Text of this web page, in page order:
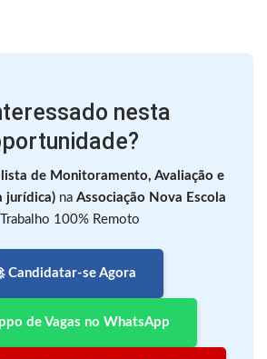
nesta
de Monitoramento, Avaliação e
jurídica) na Associação Nova Escola
100% Remoto
Candidatar-se Agora
de Vagas no WhatsApp